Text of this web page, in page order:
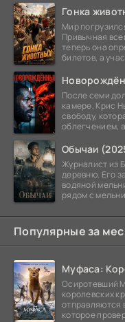
Гонка
Мир
Привычная
теперь она
билетов, а
После семи
камере, Крис
свободу,
облегчением,
Обычаи
Журналист из
деревню. Его
водяной
рядом с
Популярные за
Муфаса:
Осиротевший
королевских
отправляются
которое